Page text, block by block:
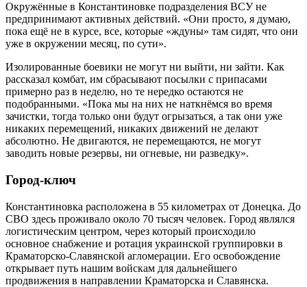
Окружённые в Константиновке подразделения ВСУ не
предпринимают активных действий. «Они просто, я думаю,
пока ещё не в курсе, все, которые «ждуны» там сидят, что они
уже в окружении месяц, по сути».
Изолированные боевики не могут ни выйти, ни зайти. Как
рассказал комбат, им сбрасывают посылки с припасами
примерно раз в неделю, но те нередко остаются не
подобранными. «Пока мы на них не наткнёмся во время
зачистки, тогда только они будут огрызаться, а так они уже
никаких перемещений, никаких движений не делают
абсолютно. Не двигаются, не перемещаются, не могут
заводить новые резервы, ни огневые, ни разведку».
Город-ключ
Константиновка расположена в 55 километрах от Донецка. До
СВО здесь проживало около 70 тысяч человек. Город являлся
логистическим центром, через который происходило
основное снабжение и ротация украинской группировки в
Краматорско-Славянской агломерации. Его освобождение
открывает путь нашим войскам для дальнейшего
продвижения в направлении Краматорска и Славянска.